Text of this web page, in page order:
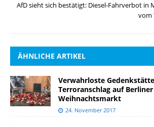
AfD sieht sich bestätigt: Diesel-Fahrverbot in
vom
ÄHNLICHE ARTIKEL
Verwahrloste
Terroranschlag auf Berliner
Weihnachtsmarkt
24. November 2017